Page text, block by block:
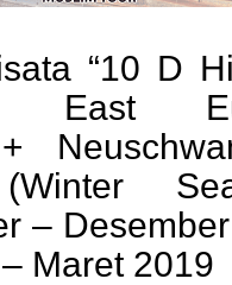
“10 D
East
–
Maret 2019